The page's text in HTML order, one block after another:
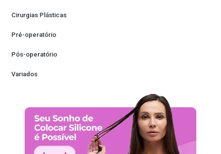
Cirurgias Plásticas
Pré-operatório
Pós-operatório
Variados